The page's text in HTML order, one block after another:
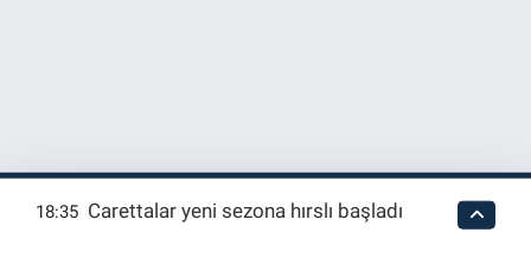
18:35 Carettalar yeni sezona hırslı başladı